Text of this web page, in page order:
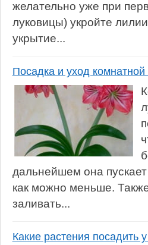
желательно уже при
луковицы) укройте
укрытие...
Посадка и уход
дальнейшем она
как можно меньше.
заливать...
Какие растения посадить